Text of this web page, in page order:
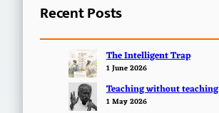
Recent Posts
The Intelligent Trap
1 June 2026
Teaching without teaching
1 May 2026